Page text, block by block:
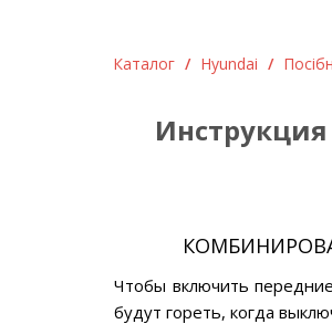
Каталог / Hyundai /
Чтобы включить
будут гореть, когда